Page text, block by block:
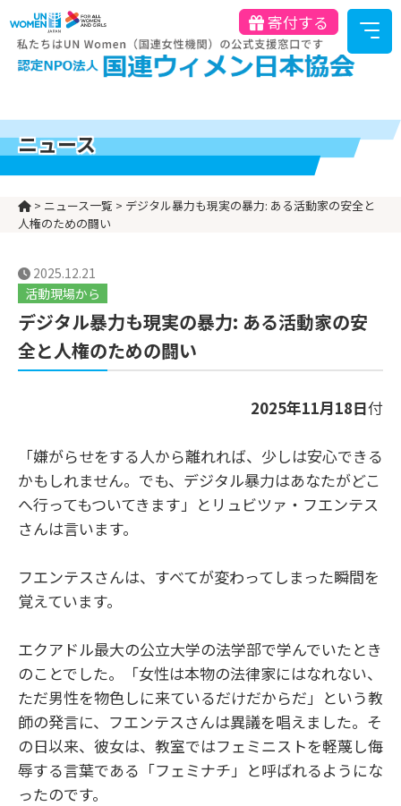
寄付する
ニュース
> ニュース一覧 > デジタル暴力も現実の暴力: ある活動家の安全と
人権のための闘い
2025.12.21
活動現場から
デジタル暴力も現実の暴力: ある活動家の安
全と人権のための闘い
2025年11月18日付
「嫌がらせをする人から離れれば、少しは安心できる
かもしれません。でも、デジタル暴力はあなたがどこ
へ行ってもついてきます」とリュビツァ・フエンテス
さんは言います。
フエンテスさんは、すべてが変わってしまった瞬間を
覚えています。
エクアドル最大の公立大学の法学部で学んでいたとき
のことでした。「女性は本物の法律家にはなれない、
ただ男性を物色しに来ているだけだからだ」という教
師の発言に、フエンテスさんは異議を唱えました。そ
の日以来、彼女は、教室ではフェミニストを軽蔑し侮
辱する言葉である「フェミナチ」と呼ばれるようにな
ったのです。